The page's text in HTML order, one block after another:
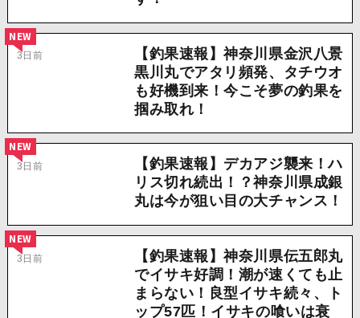
3日前
【釣果速報】神奈川県金沢八景
黒川丸でアタリ頻発、タチウオ
も好機到来！今こそ夢の釣果を
掴み取れ！
NEW
3日前
【釣果速報】デカアジ襲来！ハ
リス切れ続出！？神奈川県成銀
丸は今が狙い目の大チャンス！
NEW
3日前
【釣果速報】神奈川県伝五郎丸
でイサキ好調！潮が速くても止
まらない！良型イサキ続々、ト
ップ57匹！イサキの喰いは衰
NEW